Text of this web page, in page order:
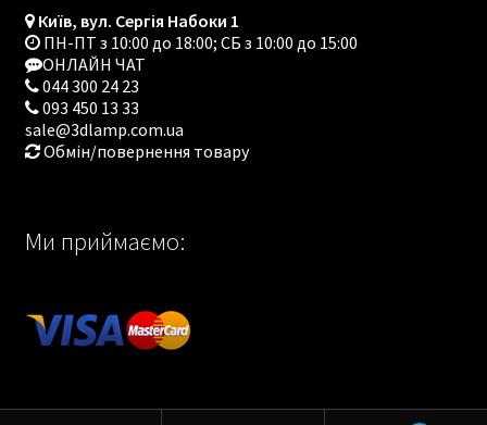
Київ, вул. Сергія Набоки 1
ПН-ПТ з 10:00 до 18:00; СБ з 10:00 до 15:00
ОНЛАЙН ЧАТ
044 300 24 23
093 450 13 33
sale@3dlamp.com.ua
Обмін/повернення товару
Ми приймаємо: